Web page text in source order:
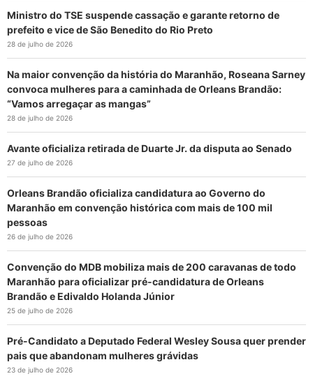
Ministro do TSE suspende cassação e garante retorno de
prefeito e vice de São Benedito do Rio Preto
28 de julho de 2026
Na maior convenção da história do Maranhão, Roseana Sarney
convoca mulheres para a caminhada de Orleans Brandão:
“Vamos arregaçar as mangas”
28 de julho de 2026
Avante oficializa retirada de Duarte Jr. da disputa ao Senado
27 de julho de 2026
Orleans Brandão oficializa candidatura ao Governo do
Maranhão em convenção histórica com mais de 100 mil
pessoas
26 de julho de 2026
Convenção do MDB mobiliza mais de 200 caravanas de todo
Maranhão para oficializar pré-candidatura de Orleans
Brandão e Edivaldo Holanda Júnior
25 de julho de 2026
Pré-Candidato a Deputado Federal Wesley Sousa quer prender
pais que abandonam mulheres grávidas
23 de julho de 2026